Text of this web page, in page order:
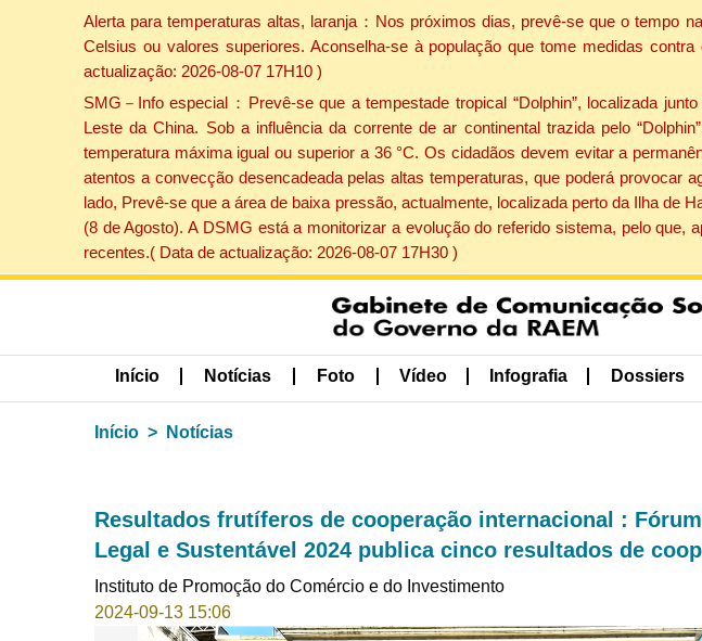
Alerta para temperaturas altas, laranja：Nos próximos dias, prevê-se que o tempo
Celsius ou valores superiores. Aconselha-se à população que tome medidas
actualização: 2026-08-07 17H10 )
SMG－Info especial：Prevê-se que a tempestade tropical “Dolphin”, localizada
Leste da China. Sob a influência da corrente de ar continental trazida pelo
temperatura máxima igual ou superior a 36 °C. Os cidadãos devem evitar a
atentos a convecção desencadeada pelas altas temperaturas, que poderá provocar
lado, Prevê-se que a área de baixa pressão, actualmente, localizada perto da Ilha de
(8 de Agosto). A DSMG está a monitorizar a evolução do referido sistema, pelo
recentes.( Data de actualização: 2026-08-07 17H30 )
Início Notícias Foto Vídeo Infografia Dossiers
Início Notícias
Resultados frutíferos de cooperação internacional :
Legal e Sustentável 2024 publica cinco resultados de
Instituto de Promoção do Comércio e do Investimento
2024-09-13 15:06